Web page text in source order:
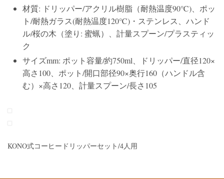
材質: ドリッパー/アクリル樹脂（耐熱温度90℃)、ポッ
ト/耐熱ガラス(耐熱温度120℃)・ステンレス、ハンド
ル/桜の木（塗り: 蜜蝋）、計量スプーン/プラスティッ
ク
サイズmm: ポット容量/約750ml、ドリッパー/直径120×
高さ100、ポット/開口部径90×奥行160（ハンドル含
む）×高さ120、計量スプーン/長さ105
KONO式コーヒードリッパーセット/4人用